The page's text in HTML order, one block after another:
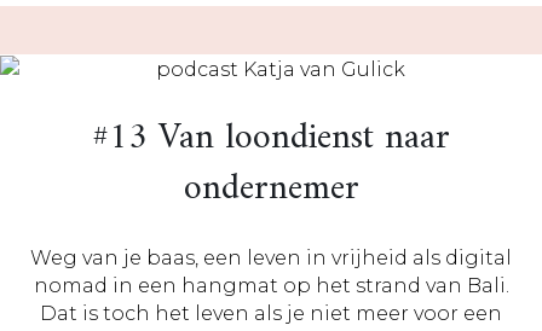
#13 Van loondienst naar
ondernemer
Weg van je baas, een leven in vrijheid als digital
nomad in een hangmat op het strand van Bali.
Dat is toch het leven als je niet meer voor een